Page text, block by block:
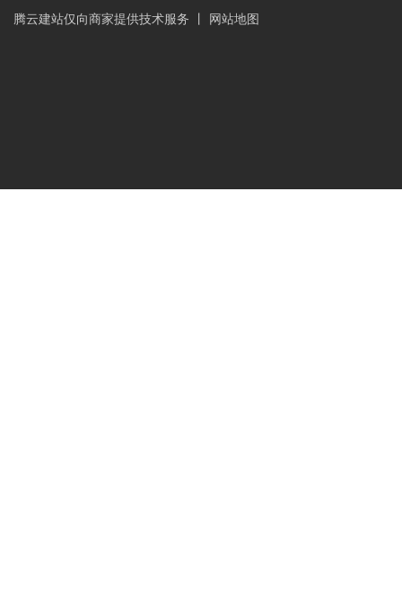
腾云建站仅向商家提供技术服务
网站地图